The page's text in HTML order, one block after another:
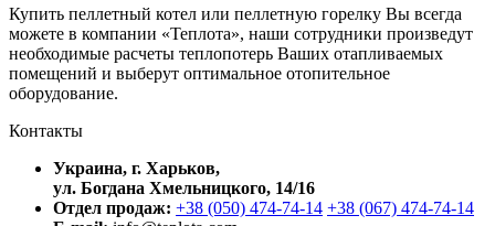
Купить пеллетный котел или пеллетную горелку Вы всегда
можете в компании «Теплота», наши сотрудники произведут
необходимые расчеты теплопотерь Ваших отапливаемых
помещений и выберут оптимальное отопительное
оборудование.
Контакты
Украина, г. Харьков,
ул. Богдана Хмельницкого, 14/16
Отдел продаж: +38 (050) 474-74-14 +38 (067) 474-74-14